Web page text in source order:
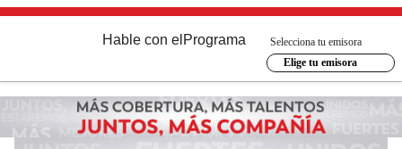
Hable con el Programa
Selecciona tu emisora
Elige tu emisora